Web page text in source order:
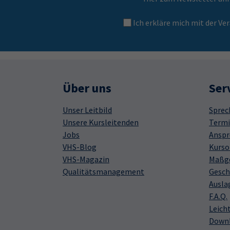
Ich erkläre mich mit der
Über uns
Unser Leitbild
Unsere Kursleitenden
Jobs
VHS-Blog
VHS-Magazin
Qualitätsmanagement
F.A.Q.